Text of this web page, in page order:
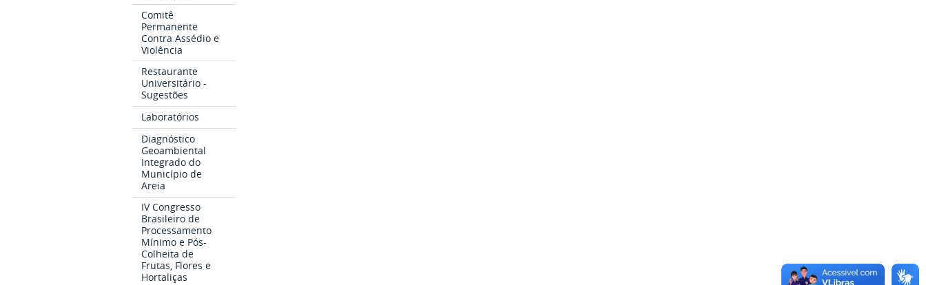
Comitê
Permanente
Contra Assédio e
Violência
Restaurante
Universitário -
Sugestões
Laboratórios
Diagnóstico
Geoambiental
Integrado do
Município de
Areia
IV Congresso
Brasileiro de
Processamento
Mínimo e Pós-
Colheita de
Frutas, Flores e
Hortaliças